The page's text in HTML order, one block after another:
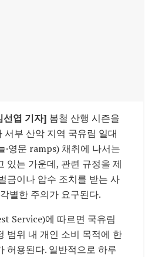
선엽 기자] 봄철 산행 시즌을
서부 산악 지역 국유림 일대
·영문 ramps) 채취에 나서는
있는 가운데, 관련 규정을 제
금이나 압수 조치를 받는 사
별한 주의가 요구된다.
Service)에 따르면 국유림
범위 내 개인 소비 목적에 한
허용된다. 일반적으로 하루